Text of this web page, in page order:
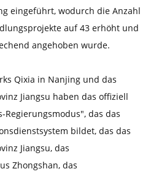
eingeführt, wodurch die Anzahl
auf 43 erhöht und
angehoben wurde.
Qixia in Nanjing und das
Jiangsu haben das offiziell
das das
bildet, das das
Jiangsu, das
Zhongshan, das